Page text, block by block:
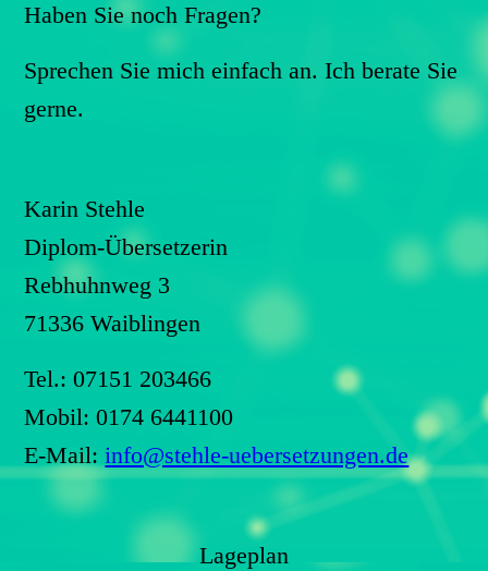
Haben Sie noch Fragen?
Sprechen Sie mich einfach an. Ich berate Sie
gerne.
Karin Stehle
Diplom-Übersetzerin
Rebhuhnweg 3
71336 Waiblingen
Tel.: 07151 203466
Mobil: 0174 6441100
E-Mail:info@stehle-uebersetzungen.de
Lageplan